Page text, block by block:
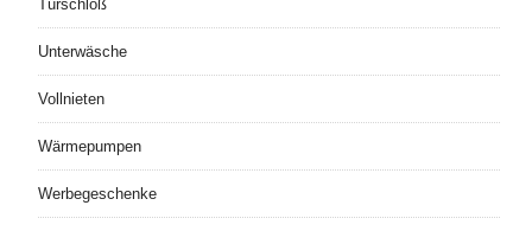
Türschloß
Unterwäsche
Vollnieten
Wärmepumpen
Werbegeschenke